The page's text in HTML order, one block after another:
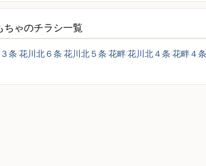
ちゃのチラシ一覧
条 花川北６条 花川北５条 花畔花川北４条 花畔４条